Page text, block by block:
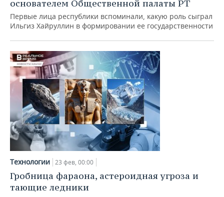
основателем Общественной палаты РТ
Первые лица республики вспоминали, какую роль сыграл
Ильгиз Хайруллин в формировании ее государственности
Технологии 23 фев, 00:00
Гробница фараона, астероидная угроза и
тающие ледники